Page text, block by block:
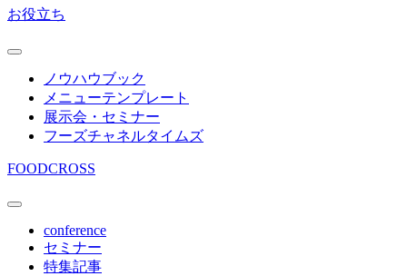
お役立ち
ノウハウブック
メニューテンプレート
展示会・セミナー
フーズチャネルタイムズ
FOODCROSS
conference
セミナー
特集記事